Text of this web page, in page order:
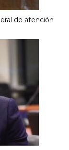
de atención